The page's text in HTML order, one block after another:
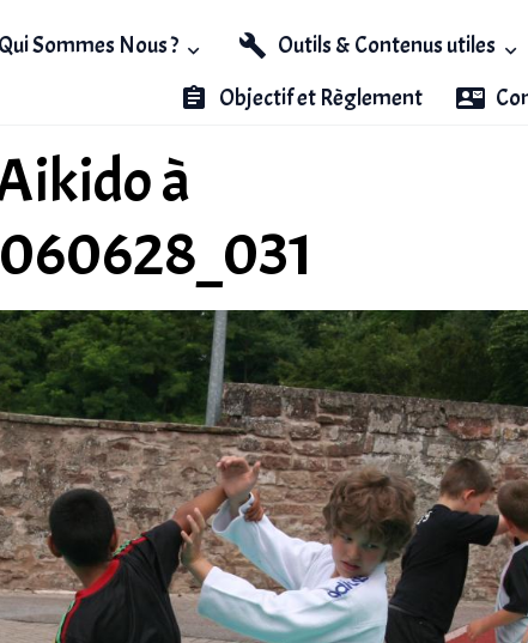
Qui Sommes Nous ? Outils & Contenus utiles
Objectif et Règlement
à